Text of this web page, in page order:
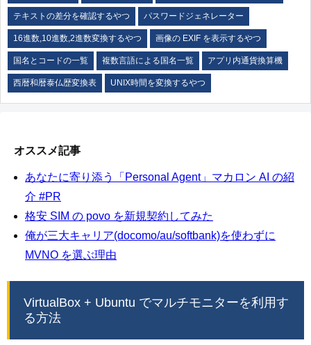
テキストの差分を確認するやつ パスワードジェネレーター
16進数,10進数,2進数変換するやつ 画像の EXIF を表示するやつ
国名とコードの一覧 複数言語による国名一覧 アプリ内通貨換算機
西暦和暦泰仏歴変換表 UNIX時間を変換するやつ
オススメ記事
あなたに寄り添う「Personal Agent」マカロン AI の紹
介 #PR
格安 SIM の povo を新規契約してみた
俺が三大キャリア(docomo/au/softbank)を使わずに
MVNO を選ぶ理由
VirtualBox + Ubuntu でマルチモニターを利用す
る方法